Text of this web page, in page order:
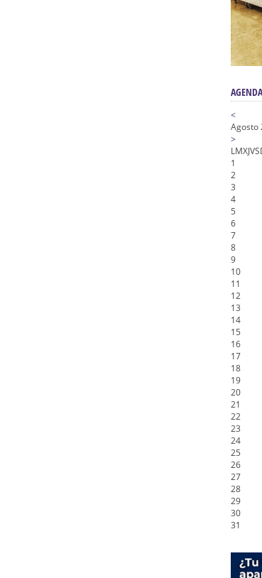
<
Agosto
>
LMXJVS
1
2
3
4
5
6
7
8
9
10
11
12
13
14
15
16
17
18
19
20
21
22
23
24
25
26
27
28
29
30
31